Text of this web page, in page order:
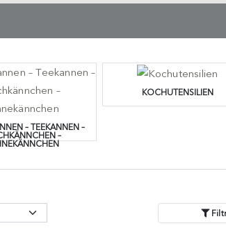
– TEEKANNEN –
–
KOCHUTENSILIEN